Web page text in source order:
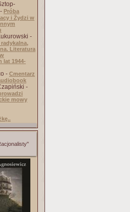
Próba
i Żydzi w
-
Literatura
lat 1944-
- Cmentarz
-
mowy